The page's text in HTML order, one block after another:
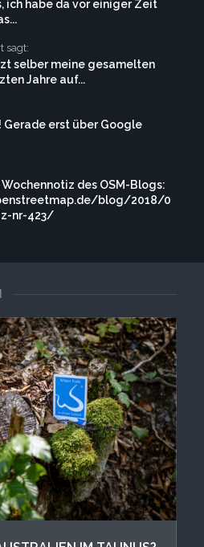
ich habe da vor einiger Zeit
sagt:
selber meine gesamelten
Jahre auf...
erst über Google
Wochennotiz des OSM-Blogs:
blog/2018/0
nr-423/